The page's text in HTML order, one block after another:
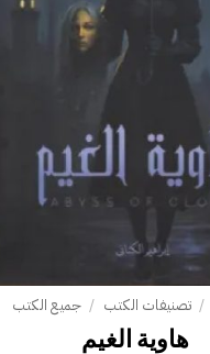
/ تصنيفات الكتب / جميع الكتب
هاوية الغيم